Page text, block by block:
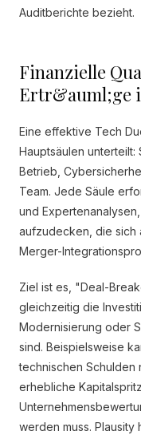
Auditberichte bezieht.
Finanzielle
Ertr&auml;ge
Eine effektive Tech
Hauptsäulen unterteilt:
Betrieb,
Team. Jede Säule
und
aufzudecken, die sich
Merger-
Ziel ist es, "Deal-
gleichzeitig die
Modernisierung oder
sind. Beispielsweise
technischen Schulden
erhebliche
werden muss. Plausity